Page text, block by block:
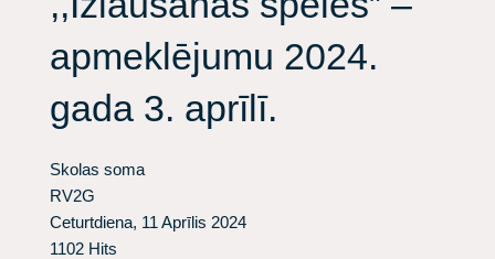
apmeklējumu 2024.
gada 3. aprīlī.
Skolas soma
RV2G
Ceturtdiena, 11 Aprīlis 2024
1102 Hits